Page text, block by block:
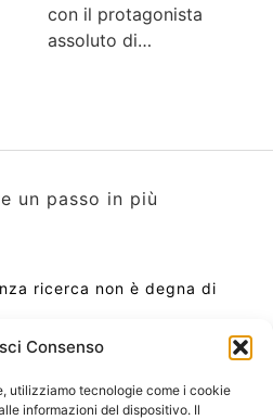
Consenso
utilizziamo tecnologie come i cookie
informazioni del dispositivo. Il
con il protagonista
assoluto di…
un passo in più
ricerca non è degna di
momento